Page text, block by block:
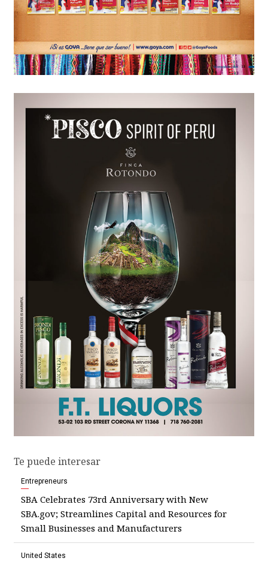
Te puede interesar
Entrepreneurs
SBA Celebrates 73rd Anniversary with New
SBA.gov; Streamlines Capital and Resources for
Small Businesses and Manufacturers
United States